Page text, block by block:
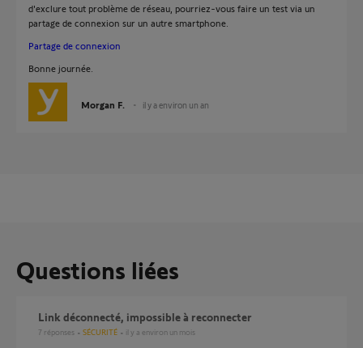
d'exclure tout problème de réseau, pourriez-vous faire un test via un
partage de connexion sur un autre smartphone.
Partage de connexion
Bonne journée.
Morgan F. il y a environ un an
Questions liées
Link déconnecté, impossible à reconnecter
7 réponses SÉCURITÉ il y a environ un mois